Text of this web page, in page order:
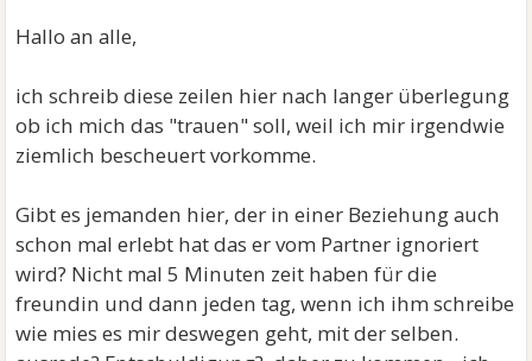
Hallo an alle,
ich schreib diese zeilen hier nach langer überlegung
ob ich mich das "trauen" soll, weil ich mir irgendwie
ziemlich bescheuert vorkomme.
Gibt es jemanden hier, der in einer Beziehung auch
schon mal erlebt hat das er vom Partner ignoriert
wird? Nicht mal 5 Minuten zeit haben für die
freundin und dann jeden tag, wenn ich ihm schreibe
wie mies es mir deswegen geht, mit der selben.